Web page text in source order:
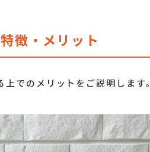
徴・メリット
でのメリットをご説明します。